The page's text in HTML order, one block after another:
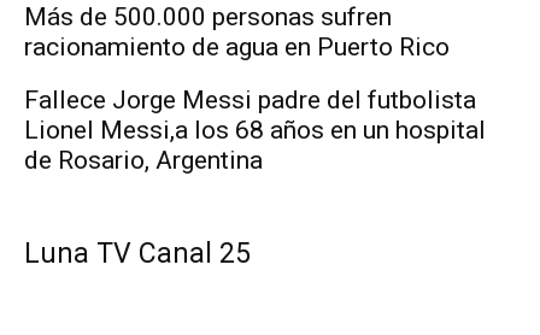
Más de 500.000 personas sufren
racionamiento de agua en Puerto Rico
Fallece Jorge Messi padre del futbolista
Lionel Messi,a los 68 años en un hospital
de Rosario, Argentina
Luna TV Canal 25